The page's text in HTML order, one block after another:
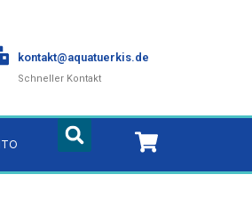
kontakt@aquatuerkis.de
Schneller Kontakt